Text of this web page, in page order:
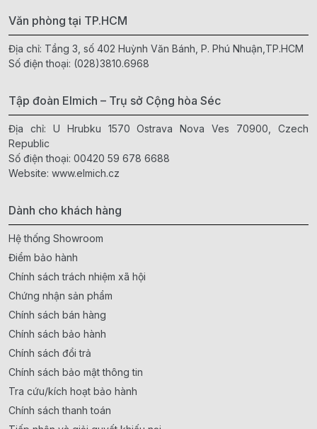
Văn phòng tại TP.HCM
Địa chỉ: Tầng 3, số 402 Huỳnh Văn Bánh, P. Phú Nhuận,TP.HCM
Số điện thoại: (028)3810.6968
Tập đoàn Elmich – Trụ sở Cộng hòa Séc
Địa chỉ: U Hrubku 1570 Ostrava Nova Ves 70900, Czech
Republic
Số điện thoại: 00420 59 678 6688
Website: www.elmich.cz
Dành cho khách hàng
Hệ thống Showroom
Điểm bảo hành
Chính sách trách nhiệm xã hội
Chứng nhận sản phẩm
Chính sách bán hàng
Chính sách bảo hành
Chính sách đổi trả
Chính sách bảo mật thông tin
Tra cứu/kích hoạt bảo hành
Chính sách thanh toán